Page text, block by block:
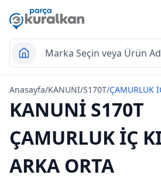
Anasayfa/KANUNİ/S170T/ÇAMURLUK
KANUNİ S170T
ÇAMURLUK İÇ
ARKA ORTA